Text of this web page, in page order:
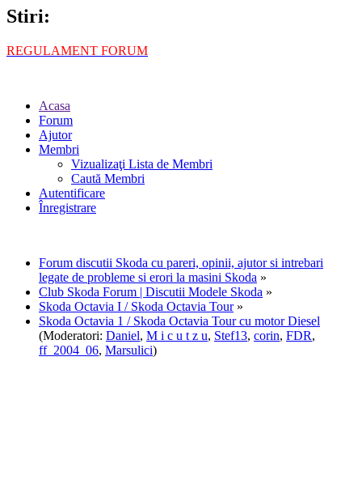
Stiri:
REGULAMENT FORUM
Acasa
Forum
Ajutor
Membri
Vizualizaţi Lista de Membri
Caută Membri
Autentificare
Înregistrare
Forum discutii Skoda cu pareri, opinii, ajutor si intrebari
legate de probleme si erori la masini Skoda »
Club Skoda Forum | Discutii Modele Skoda »
Skoda Octavia I / Skoda Octavia Tour»
Skoda Octavia 1 / Skoda Octavia Tour cu motor Diesel
(Moderatori: Daniel, M i c u t z u, Stef13, corin, FDR,
ff_2004_06, Marsulici)